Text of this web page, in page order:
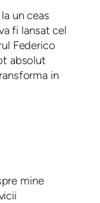
un ceas
fi lansat cel
Federico
absolut
in
mine